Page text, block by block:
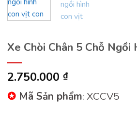
Xe Chòi Chân 5 Chỗ Ngồi
2.750.000 ₫
✪ Mã Sản phẩm: XCCV5